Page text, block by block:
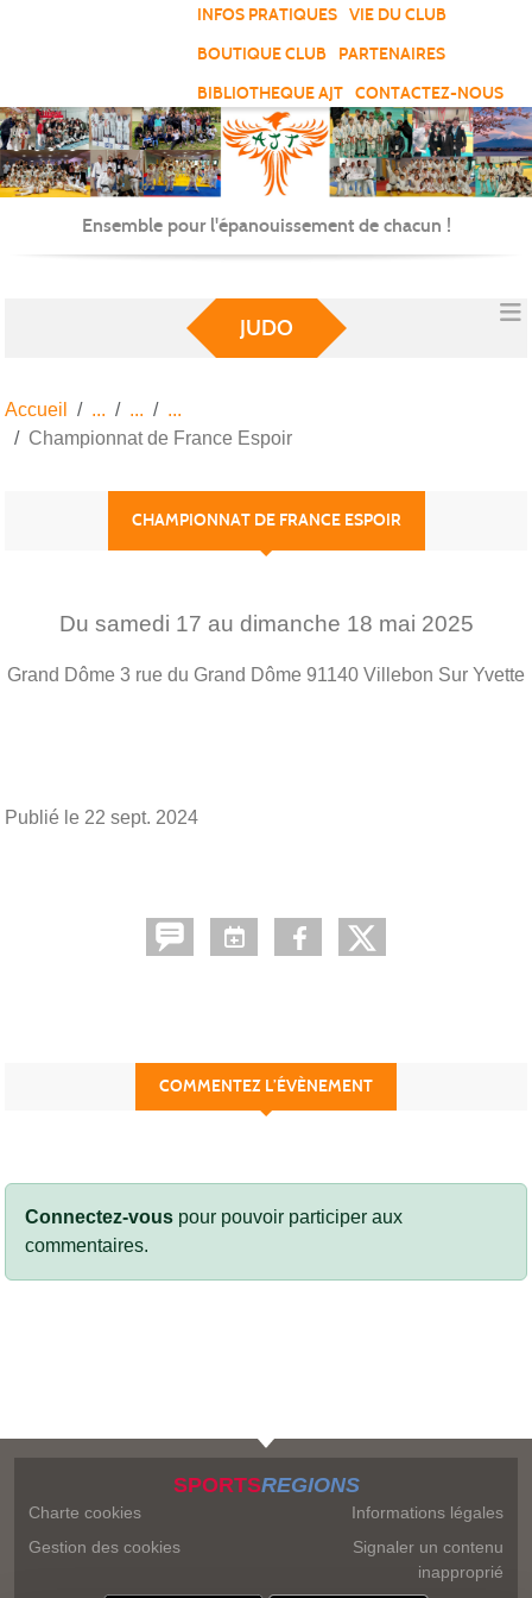
INFOS PRATIQUES
VIE DU CLUB
BOUTIQUE CLUB
PARTENAIRES
BIBLIOTHEQUE AJT
CONTACTEZ-NOUS
Ensemble pour l'épanouissement de chacun !
JUDO
Accueil
Championnat de France Espoir
CHAMPIONNAT DE FRANCE ESPOIR
Du samedi 17 au dimanche 18 mai 2025
Grand Dôme 3 rue du Grand Dôme 91140 Villebon Sur Yvette
Publié le 22 sept. 2024
COMMENTEZ L’ÉVÈNEMENT
Connectez-vous pour pouvoir participer aux
commentaires.
SPORTSREGIONS
Charte cookies
Gestion des cookies
Informations légales
Signaler un contenu
inapproprié
Panneau de gestion des cookies